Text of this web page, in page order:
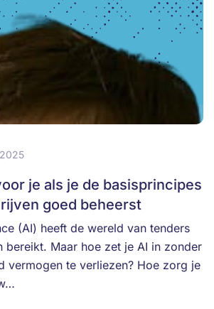
je als je de basisprincipes
goed beheerst
(AI) heeft de wereld van tenders
bereikt. Maar hoe zet je AI in zonder
vermogen te verliezen? Hoe zorg je